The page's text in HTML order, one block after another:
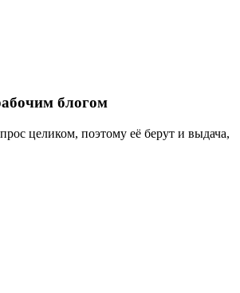
блогом
целиком, поэтому её берут и выдача,